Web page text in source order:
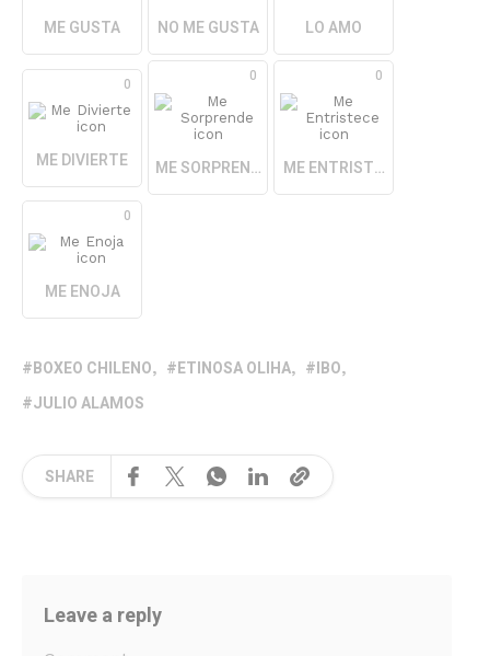
ME GUSTA NO ME GUSTA LO AMO
0
ME DIVIERTE
0
ME SORPRENDE
0
ME ENTRISTECE
0
ME ENOJA
BOXEO CHILENO ETINOSA OLIHA
IBO
JULIO ALAMOS
SHARE
Leave a reply